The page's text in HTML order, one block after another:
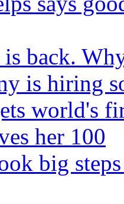
is back.
is hiring
world's
her 100
big